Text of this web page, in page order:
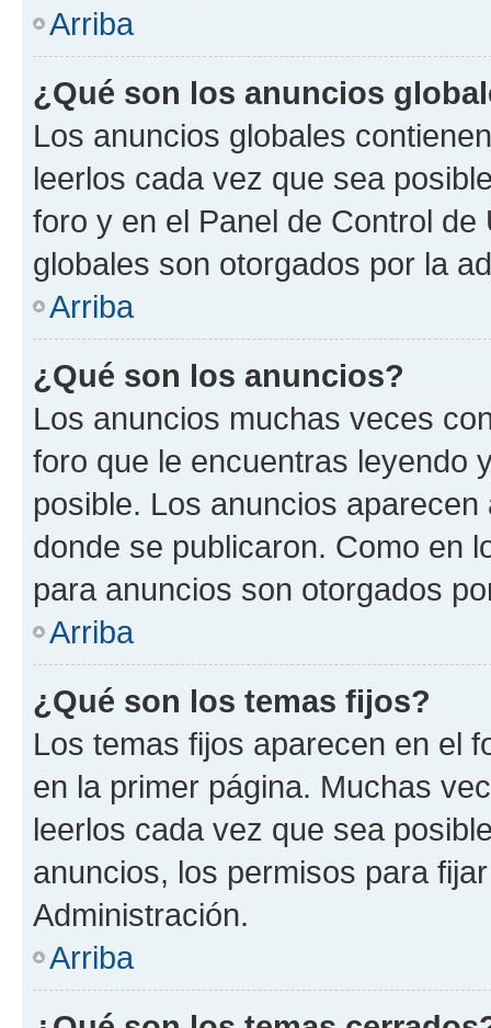
Arriba
¿Qué son los anuncios
Los anuncios globales
leerlos cada vez que sea
foro y en el Panel de Control
globales son otorgados por la
Arriba
¿Qué son los anuncios?
Los anuncios muchas veces
foro que le encuentras leyendo
posible. Los anuncios
donde se publicaron. Como en
para anuncios son otorgados
Arriba
¿Qué son los temas fijos?
Los temas fijos aparecen en el
en la primer página. Muchas
leerlos cada vez que sea
anuncios, los permisos para
Administración.
Arriba